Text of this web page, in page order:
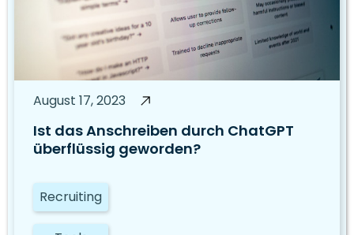
August 17, 2023
Ist das Anschreiben durch ChatGPT
überflüssig geworden?
Recruiting